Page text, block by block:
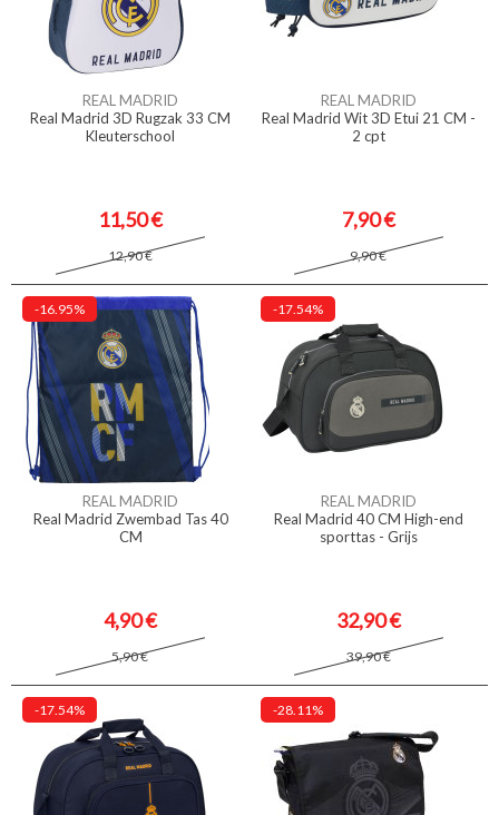
REAL MADRID
Real Madrid 3D Rugzak 33 CM
Kleuterschool
11,50 €
12,90 €
REAL MADRID
Real Madrid Wit 3D Etui 21 CM -
2 cpt
7,90 €
9,90 €
-16.95%
REAL MADRID
Real Madrid Zwembad Tas 40
CM
4,90 €
5,90 €
-17.54%
REAL MADRID
Real Madrid 40 CM High-end
sporttas - Grijs
32,90 €
39,90 €
-17.54% -28.11%